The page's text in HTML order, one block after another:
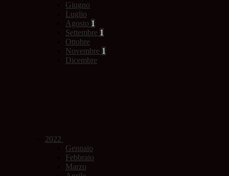
Giugno
Luglio
Agosto 1
Settembre 1
Ottobre
Novembre 1
Dicembre
2022
Gennaio
Febbraio
Marzo